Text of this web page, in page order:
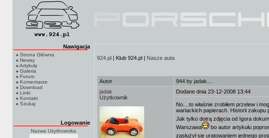
Nawigacja
Strona Główna
Newsy
Artykuły
Galeria
Forum
Komentarze
Download
Linki
Kontakt
Szukaj
Logowanie
Nazwa Użytkownika
924.pl | Klub 924.pl | Nasze auta
Autor
944 by jadak....
jadak
Użytkownik
Dodane dnia 23-12-2008 13:44
No....to właśnie zrobiłem przelew i
wariackich papierach. Historii zakupu
Jak tylko dotrą zdjęcia od Igora
Warszawa
bo autor artykułu
zasłużył się uratowaniem jednego